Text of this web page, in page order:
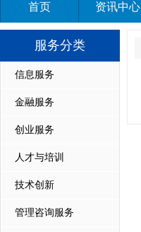
首页 资讯中心
服务分类
信息服务
金融服务
创业服务
人才与培训
技术创新
管理咨询服务